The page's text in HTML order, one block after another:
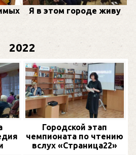
Я в этом городе живу
2022
Городской этап
чемпионата по чтению
вслух «Страница22»